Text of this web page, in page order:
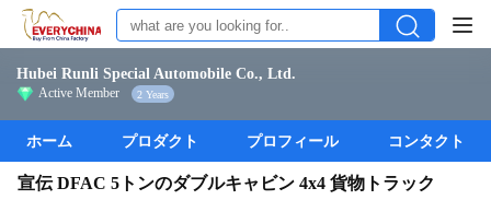
Hubei Runli Special Automobile Co., Ltd.
Active Member 2 Years
ホーム プロダクト プロフィール コンタクト
宣伝 DFAC 5トンのダブルキャビン 4x4 貨物トラック